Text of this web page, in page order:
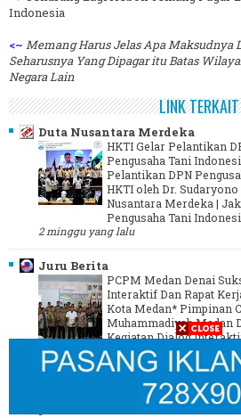
Indonesia
<~ Memang Harus Jelas Apa Maksudnya
Seharusnya Yang Dipagar itu Batas
Negara Lain
LINK TERKAIT
Duta Nusantara Merdeka
HKTI Gelar Pelantikan
Pengusaha Tani
Pelantikan DPN
HKTI oleh Dr.
Nusantara Merdeka |
Pengusaha Tani
2 minggu yang lalu
Juru Berita
PCPM Medan Denai
Interaktif Dan Rapat
Kota Medan* Pimpinan
Muhammadiyah Medan
Kegiatan Dialog
yang dilaksanakan Di
3 tahun yang lalu
Media Online Indonesia - MOI
-